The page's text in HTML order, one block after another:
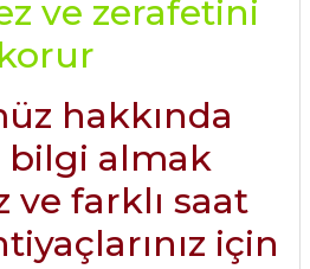
ve zerafetini
korur
hakkında
bilgi almak
ve farklı saat
için